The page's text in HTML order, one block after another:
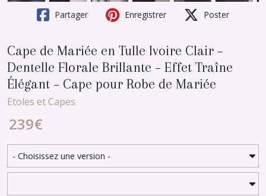
Partager Enregistrer Poster
Cape de Mariée en Tulle Ivoire Clair –
Dentelle Florale Brillante – Effet Traîne
Élégant – Cape pour Robe de Mariée
Etoles et Capes
239€